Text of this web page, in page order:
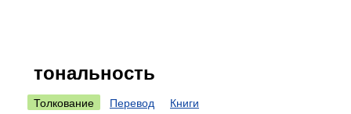
тональность
Толкование Перевод Книги